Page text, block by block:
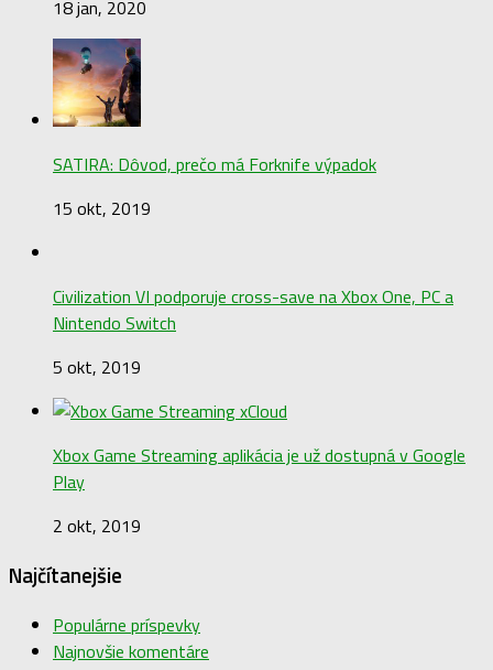
18 jan, 2020
SATIRA: Dôvod, prečo má Forknife výpadok
15 okt, 2019
Civilization VI podporuje cross-save na Xbox One, PC a
Nintendo Switch
5 okt, 2019
Xbox Game Streaming aplikácia je už dostupná v Google
Play
2 okt, 2019
Najčítanejšie
Populárne príspevky
Najnovšie komentáre